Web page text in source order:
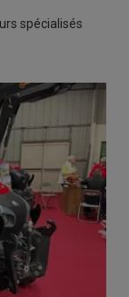
spécialisés